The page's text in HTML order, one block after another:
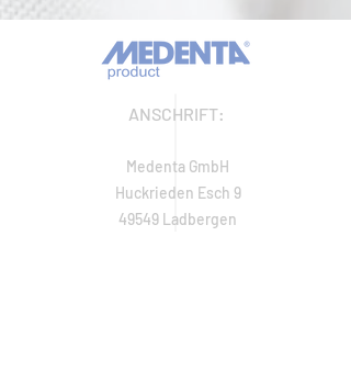
ANSCHRIFT:
Medenta GmbH
Huckrieden Esch 9
49549 Ladbergen